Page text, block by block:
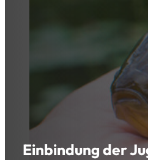
Einbindung der